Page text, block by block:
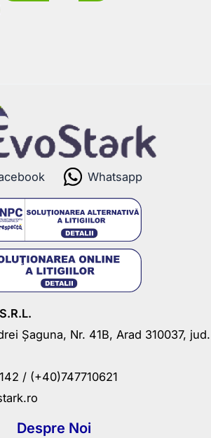
Whatsapp
Șaguna, Nr. 41B, Arad 310037, jud.
/ (+40)747710621
Despre Noi